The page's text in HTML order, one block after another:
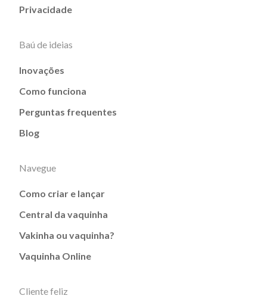
Privacidade
Baú de ideias
Inovações
Como funciona
Perguntas frequentes
Blog
Navegue
Como criar e lançar
Central da vaquinha
Vakinha ou vaquinha?
Vaquinha Online
Cliente feliz